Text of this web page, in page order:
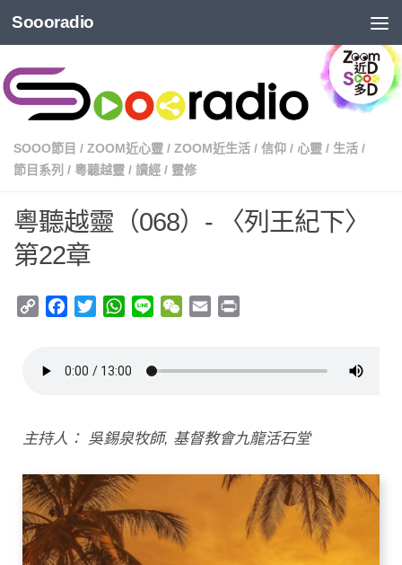
Soooradio
SOOO節目 / ZOOM近心靈 / ZOOM近生活 / 信仰 / 心靈 / 生活 /
節目系列 / 粵聽越靈 / 讀經 / 靈修
粵聽越靈（068）- 〈列王紀下〉
第22章
Copy
Facebook
TwitterWhatsApp
Line WeChat
Email
主持人： 吳錫泉牧師, 基督教會九龍活石堂